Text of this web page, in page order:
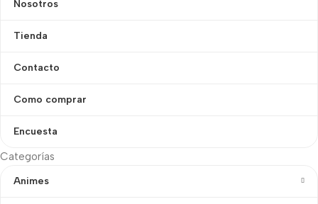
Nosotros
Tienda
Contacto
Como comprar
Encuesta
Categorías
Animes